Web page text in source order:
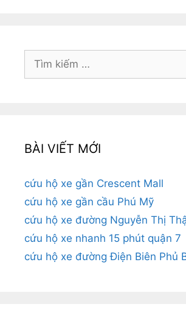
Tìm
kiếm
BÀI VIẾT MỚI
cứu hộ xe gần Crescent Mall
cứu hộ xe gần cầu Phú Mỹ
cứu hộ xe đường Nguyễn Thị
cứu hộ xe nhanh 15 phút quận 7
cứu hộ xe đường Điện Biên Phủ